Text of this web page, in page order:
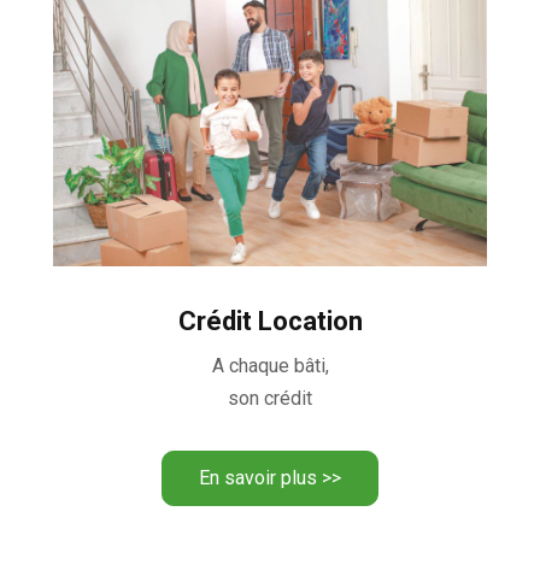
Crédit Location
A chaque bâti,
son crédit
En savoir plus >>